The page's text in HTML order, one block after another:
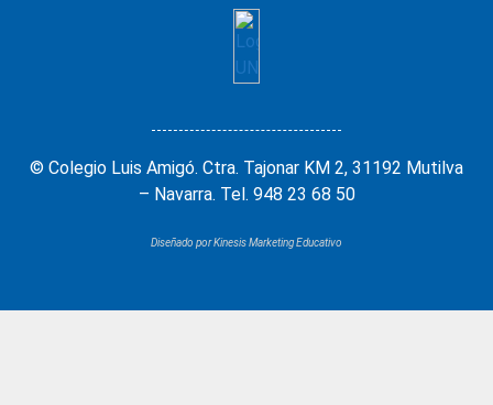
© Colegio Luis Amigó. Ctra. Tajonar KM 2, 31192 Mutilva
– Navarra. Tel. 948 23 68 50
Diseñado por Kinesis Marketing Educativo